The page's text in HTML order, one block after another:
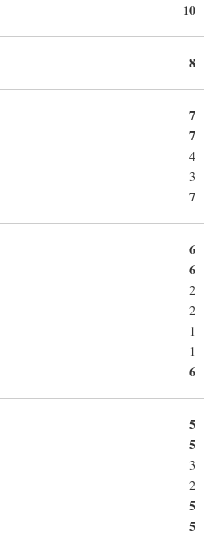
10
8
7
7
4
3
7
6
6
2
2
1
1
6
5
5
3
2
5
5